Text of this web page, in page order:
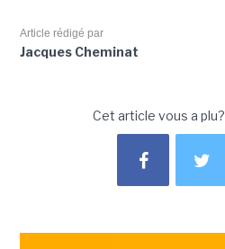
Article rédigé par
Jacques Cheminat
Cet article vous a plu?